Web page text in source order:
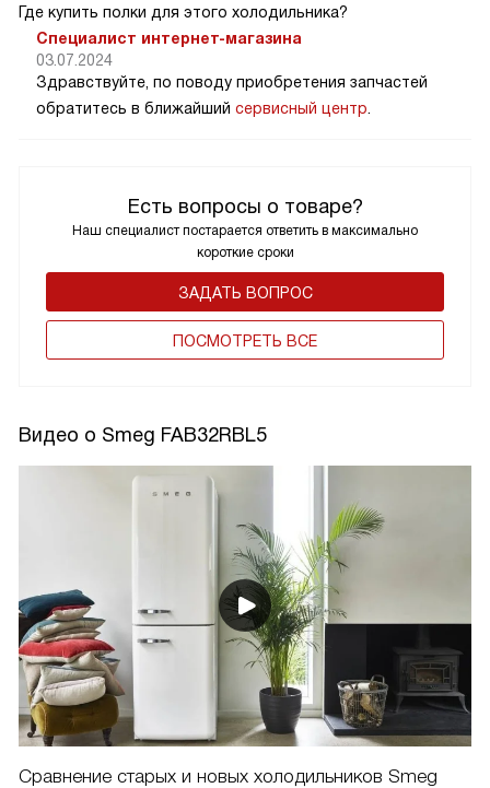
Есть вопросы о товаре?
Наш специалист постарается ответить в максимально
короткие сроки
ЗАДАТЬ ВОПРОС
ПОCМОТРЕТЬ ВСЕ
Где купить полки для этого холодильника?
Специалист интернет-магазина
03.07.2024
Здравствуйте, по поводу приобретения запчастей
обратитесь в ближайший сервисный центр
Видео о Smeg FAB32RBL5
Сравнение старых и новых холодильников Smeg